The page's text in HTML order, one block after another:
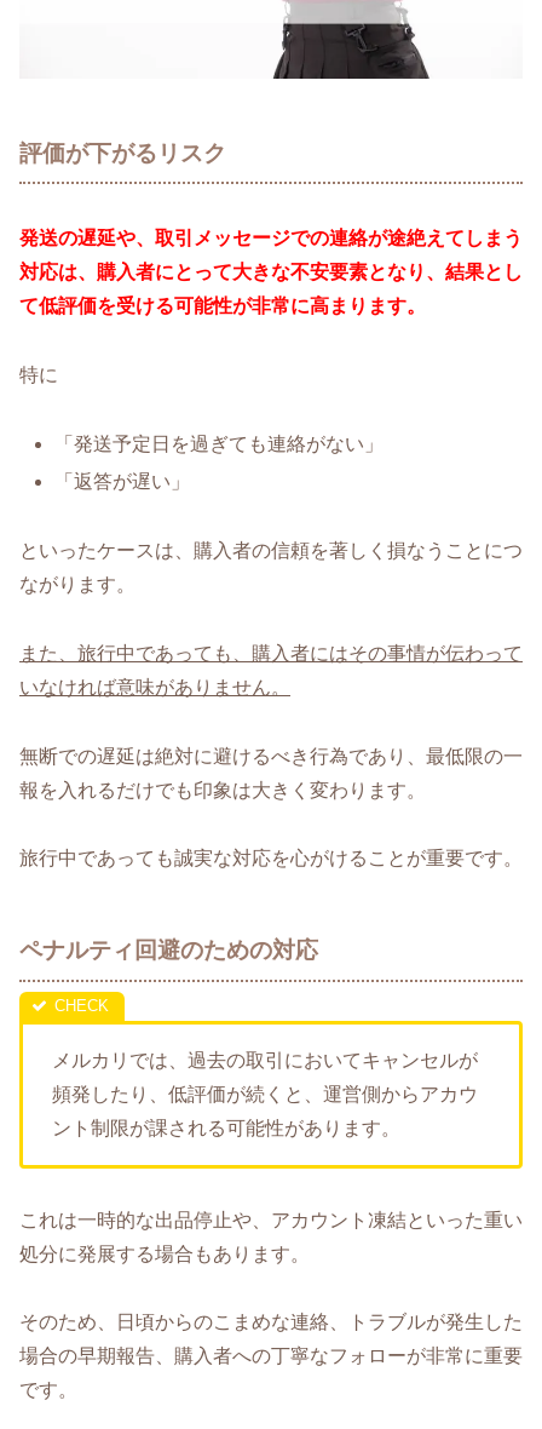
評価が下がるリスク
発送の遅延や、取引メッセージでの連絡が途絶えてしまう
対応は、購入者にとって大きな不安要素となり、結果とし
て低評価を受ける可能性が非常に高まります。
特に
「発送予定日を過ぎても連絡がない」
「返答が遅い」
といったケースは、購入者の信頼を著しく損なうことにつ
ながります。
また、旅行中であっても、購入者にはその事情が伝わって
いなければ意味がありません。
無断での遅延は絶対に避けるべき行為であり、最低限の一
報を入れるだけでも印象は大きく変わります。
旅行中であっても誠実な対応を心がけることが重要です。
ペナルティ回避のための対応
メルカリでは、過去の取引においてキャンセルが
頻発したり、低評価が続くと、運営側からアカウ
ント制限が課される可能性があります。
これは一時的な出品停止や、アカウント凍結といった重い
処分に発展する場合もあります。
そのため、日頃からのこまめな連絡、トラブルが発生した
場合の早期報告、購入者への丁寧なフォローが非常に重要
です。